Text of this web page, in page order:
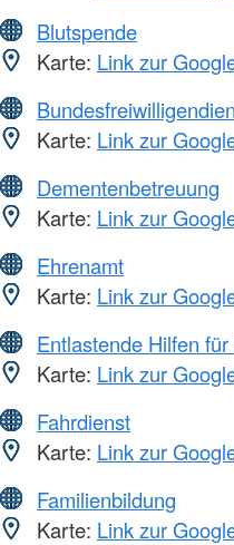
Blutspende
Karte: Link zur
Karte: Link zur
Dementenbetreuung
Karte: Link zur
Ehrenamt
Karte: Link zur
Entlastende Hilfen
Karte: Link zur
Fahrdienst
Karte: Link zur
Familienbildung
Karte: Link zur